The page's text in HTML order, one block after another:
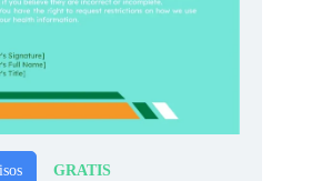
GRATIS